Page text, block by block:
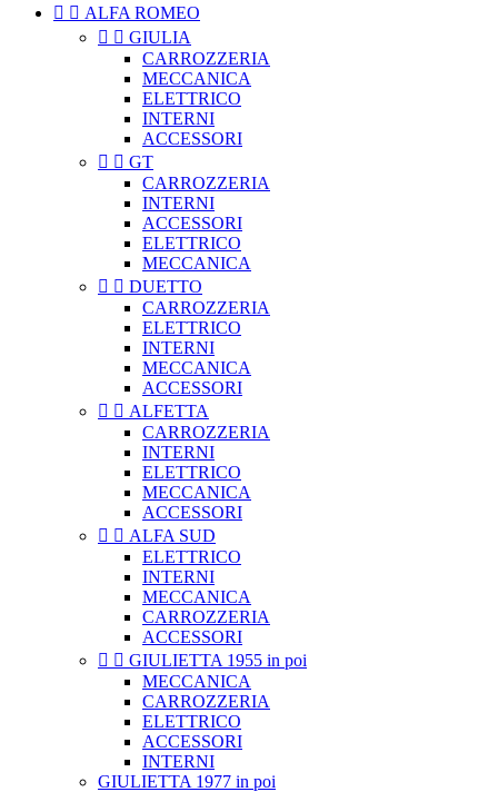
  ALFA ROMEO
  GIULIA
CARROZZERIA
MECCANICA
ELETTRICO
INTERNI
ACCESSORI
  GT
CARROZZERIA
INTERNI
ACCESSORI
ELETTRICO
MECCANICA
  DUETTO
CARROZZERIA
ELETTRICO
INTERNI
MECCANICA
ACCESSORI
  ALFETTA
CARROZZERIA
INTERNI
ELETTRICO
MECCANICA
ACCESSORI
  ALFA SUD
ELETTRICO
INTERNI
MECCANICA
CARROZZERIA
ACCESSORI
  GIULIETTA 1955 in poi
MECCANICA
CARROZZERIA
ELETTRICO
ACCESSORI
INTERNI
GIULIETTA 1977 in poi